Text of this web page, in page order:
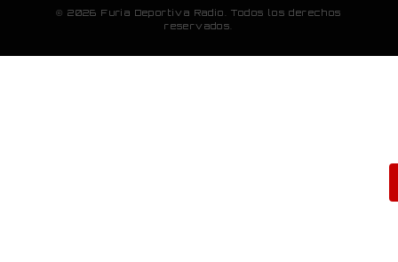
© 2026 Furia Deportiva Radio. Todos los derechos
reservados.